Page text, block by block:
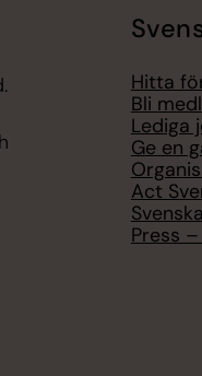
Hitta
Bli
Lediga
Ge en
Act
Press